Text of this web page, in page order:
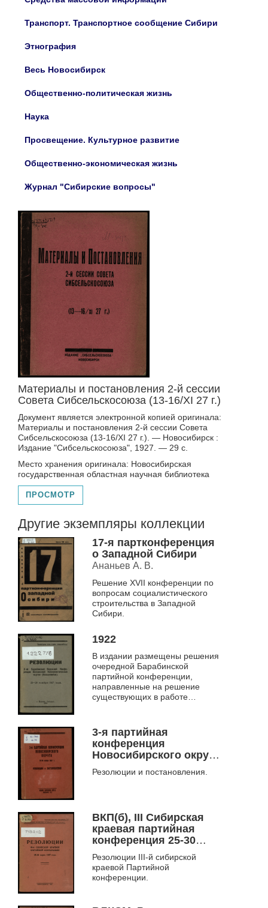
Транспорт. Транспортное сообщение Сибири
Этнография
Весь Новосибирск
Общественно-политическая жизнь
Наука
Просвещение. Культурное развитие
Общественно-экономическая жизнь
Журнал "Сибирские вопросы"
Материалы и постановления 2-й сессии
Совета Сибсельскосоюза (13-16/XI 27 г.)
Документ является электронной копией оригинала:
Материалы и постановления 2-й сессии Совета
Сибсельскосоюза (13-16/XI 27 г.). — Новосибирск :
Издание "Сибсельскосоюза", 1927. — 29 с.
Место хранения оригинала: Новосибирская
государственная областная научная библиотека
ПРОСМОТР
Другие экземпляры коллекции
17-я партконференция
о Западной Сибири
Ананьев А. В.
Решение XVII конференции по
вопросам социалистического
строительства в Западной
Сибири.
1922
В издании размещены решения
очередной Барабинской
партийной конференции,
направленные на решение
существующих в работе
3-я партийная
конференция
Новосибирского округа,
20-26 ноября 1927 г..
Резолюции и
Резолюции и постановления.
ВКП(б), III Сибирская
краевая партийная
конференция 25-30
марта 1927 года
Резолюции III-й сибирской
краевой Партийной
конференции.